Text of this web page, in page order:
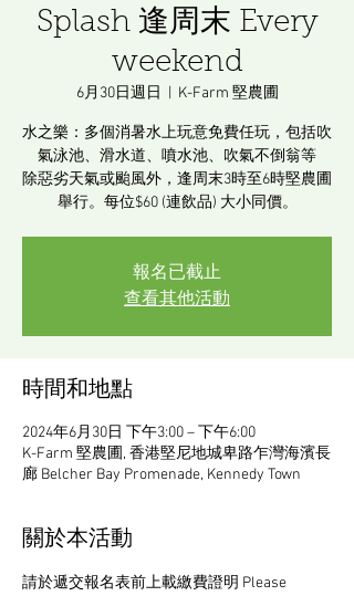
Splash 逢周末 Every
weekend
6月30日週日 K-Farm 堅農圃
水之樂：多個消暑水上玩意免費任玩，包括吹
氣泳池、滑水道、噴水池、吹氣不倒翁等
除惡劣天氣或颱風外，逢周末3時至6時堅農圃
舉行。每位$60 (連飲品) 大小同價。
報名已截止
查看其他活動
時間和地點
2024年6月30日 下午3:00 – 下午6:00
K-Farm 堅農圃, 香港堅尼地城卑路乍灣海濱長
廊 Belcher Bay Promenade, Kennedy Town
關於本活動
請於遞交報名表前上載繳費證明 Please